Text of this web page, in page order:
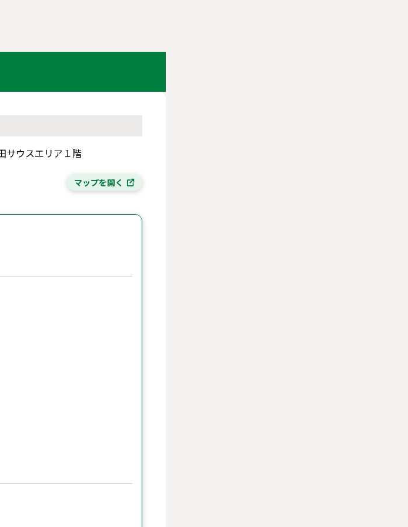
サウスエリア１階
マップを開く